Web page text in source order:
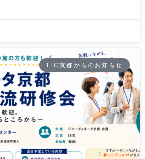
ITC京都からのお知らせ